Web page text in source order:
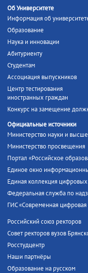
Об Университете
Информация об
Образование
Наука и инновации
Абитуриенту
Студентам
Ассоциация выпускников
Центр тестирования
иностранных граждан
Конкурс на замещение
Официальные источники
Министерство науки и
Министерство просвещения
Портал «Российское
Единое окно
Единая коллекция
Федеральная служба по
ГИС «Современная
Российский союз ректоров
Совет ректоров вузов
Росстудцентр
Наши партнёры
Образование на русском